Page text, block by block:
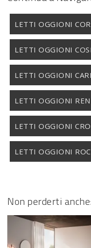
LETTI OGGIONI
LETTI OGGIONI
LETTI OGGIONI
LETTI OGGIONI
LETTI OGGIONI
LETTI OGGIONI
Non perderti anche: